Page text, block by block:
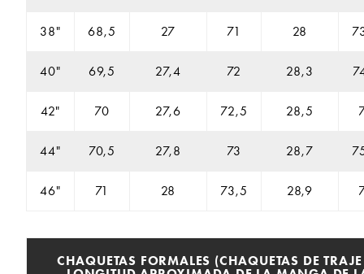
38" 68,5 27 71 28
40" 69,5 27,4 72 28,3
42" 70 27,6 72,5 28,5
44" 70,5 27,8 73 28,7
46" 71 28 73,5 28,9
CHAQUETAS FORMALES (CHAQUETAS DE